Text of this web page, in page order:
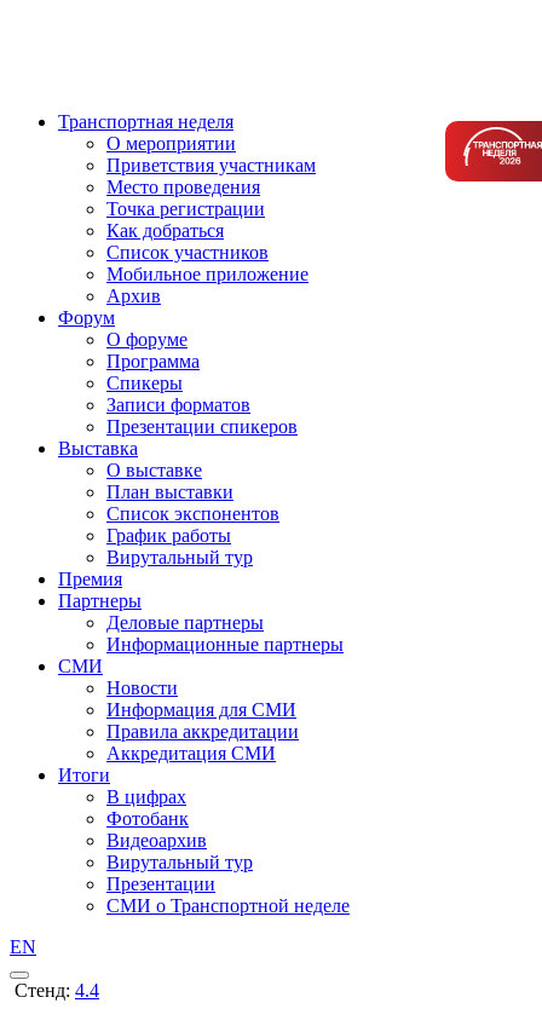
Транспортная неделя
О мероприятии
Приветствия участникам
Место проведения
Точка регистрации
Как добраться
Список участников
Мобильное приложение
Архив
Форум
О форуме
Программа
Спикеры
Записи форматов
Презентации спикеров
Выставка
О выставке
План выставки
Список экспонентов
График работы
Вирутальный тур
Премия
Партнеры
Деловые партнеры
Информационные партнеры
СМИ
Новости
Информация для СМИ
Правила аккредитации
Аккредитация СМИ
Итоги
В цифрах
Фотобанк
Видеоархив
Вирутальный тур
Презентации
СМИ о Транспортной неделе
EN
Стенд: 4.4